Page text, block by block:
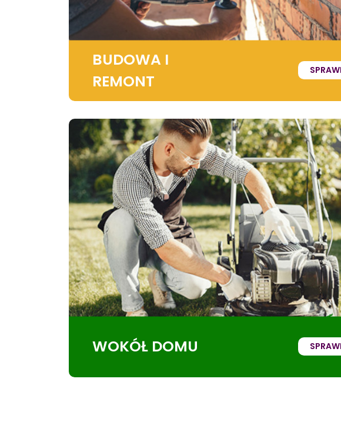
BUDOWA I
REMONT
WOKÓŁ DOMU